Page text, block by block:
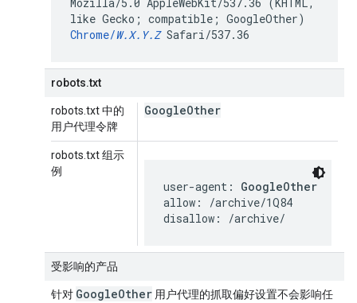
like Gecko; compatible; GoogleOther)
Chrome/W.X.Y.ZSafari/537.36
robots.txt
robots.txt 中的
用户代理令牌
GoogleOther
robots.txt 组示
例
user-agent: GoogleOther
allow: /archive/1Q84
disallow: /archive/
受影响的产品
针对 GoogleOther 用户代理的抓取偏好设置不会影响任